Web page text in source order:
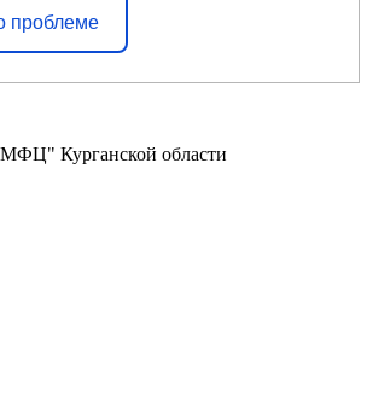
проблеме
Курганской области